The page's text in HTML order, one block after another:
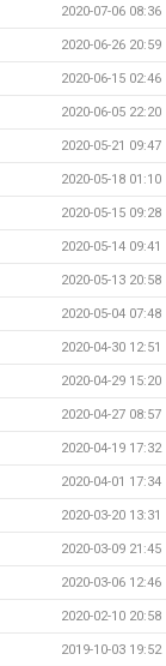
2020-07-06 08:36
2020-06-26 20:59
2020-06-15 02:46
2020-06-05 22:20
2020-05-21 09:47
2020-05-18 01:10
2020-05-15 09:28
2020-05-14 09:41
2020-05-13 20:58
2020-05-04 07:48
2020-04-30 12:51
2020-04-29 15:20
2020-04-27 08:57
2020-04-19 17:32
2020-04-01 17:34
2020-03-20 13:31
2020-03-09 21:45
2020-03-06 12:46
2020-02-10 20:58
2019-10-03 19:52